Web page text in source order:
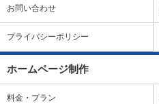
お問い合わせ
プライバシーポリシー
ホームページ制作
料金・プラン